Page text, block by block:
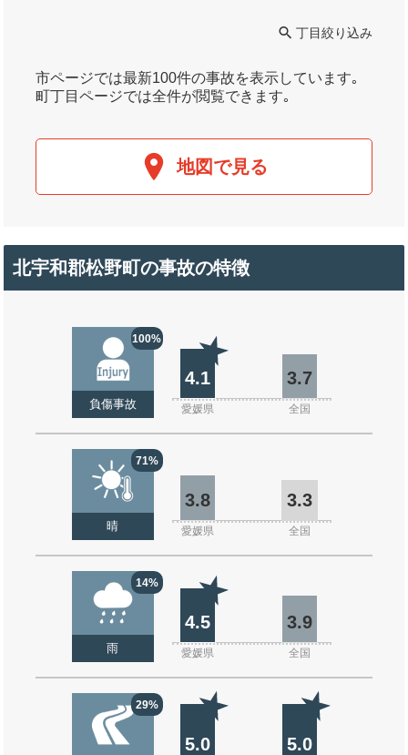
丁目絞り込み
市ページでは最新100件の事故を表示しています｡
町丁目ページでは全件が閲覧できます｡
地図で見る
北宇和郡松野町の事故の特徴
100%
負傷事故
4.1 3.7
愛媛県 全国
71%
晴
3.8 3.3
愛媛県 全国
14%
雨
4.5 3.9
愛媛県 全国
29%
5.0 5.0